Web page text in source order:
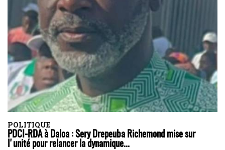
POLITIQUE
PDCI-RDA à Daloa : Sery Drepeuba Richemond mise sur
l'unité pour relancer la dynamique...